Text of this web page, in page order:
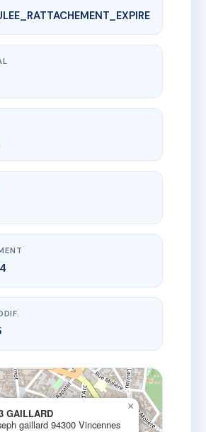
AB2667913
GAILLARD
GAILLARD
gaillard 94300 Vincennes
×